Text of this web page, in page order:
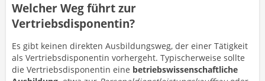
Welcher Weg führt zur
Vertriebsdisponentin?
Es gibt keinen direkten Ausbildungsweg, der einer Tätigkeit
als Vertriebsdisponentin vorhergeht. Typischerweise sollte
die Vertriebsdisponentin eine betriebswissenschaftliche